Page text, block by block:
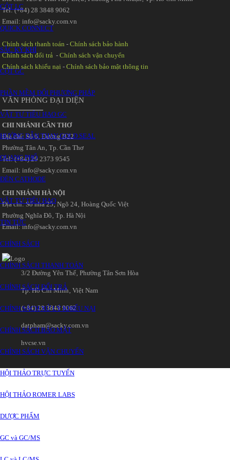
CỘT LC
QUICK CONNECT
SẮC KÝ KHÍ
CỘT GC
PHẦN MỀM ĐỔI PHƯƠNG PHÁP
VẬT TƯ TIÊU HAO GC
HƯỚNG DẪN THAY GOLD SEAL
QUANG PHỔ
ĐÈN CATHODE
VẬT TƯ TIÊU HAO
TIN TỨC
CHÍNH SÁCH
CHÍNH SÁCH THANH TOÁN
CHÍNH SÁCH ĐỔI TRẢ
CHÍNH SÁCH XỬ LÝ KHIẾU NẠI
CHÍNH SÁCH BẢO MẬT
CHÍNH SÁCH VẬN CHUYỂN
HỘI THẢO TRỰC TUYẾN
HỘI THẢO ROMER LABS
DƯỢC PHẨM
GC và GC/MS
Tel: (+84) 28 3848 9062
Email: info@sacky.com.vn
Chính sách thanh toán -Chính sách bảo hành
Chính sách đổi trả -Chính sách vận chuyển
Chính sách khiếu nại -Chính sách bảo mật thông tin
VĂN PHÒNG ĐẠI DIỆN
CHI NHÁNH CẦN THƠ
Địa chỉ: Số 6‚ Đường B22
Phường Tân An‚ Tp. Cần Thơ
Tel: (+84) 29 2373 9545
Email: info@sacky.com.vn
CHI NHÁNH HÀ NỘI
Địa chỉ: Số nhà 25‚ Ngõ 24‚ Hoàng Quốc Việt
Phường Nghĩa Đô‚ Tp. Hà Nội
Email: info@sacky.com.vn
3/2 Đường Yên Thế‚ Phường Tân Sơn Hòa
Tp. Hồ Chí Minh‚ Việt Nam
(+84) 28 3848 9062
datpham@sacky.com.vn
hvcse.vn